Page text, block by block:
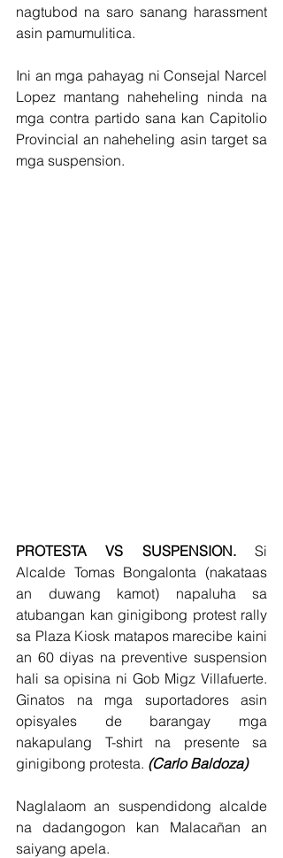
nagtubod na saro sanang harassment
asin pamumulitica.
Ini an mga pahayag ni Consejal Narcel
Lopez mantang naheheling ninda na
mga contra partido sana kan Capitolio
Provincial an naheheling asin target sa
mga suspension.
PROTESTA VS SUSPENSION. Si
Alcalde Tomas Bongalonta (nakataas
an duwang kamot) napaluha sa
atubangan kan ginigibong protest rally
sa Plaza Kiosk matapos marecibe kaini
an 60 diyas na preventive suspension
hali sa opisina ni Gob Migz Villafuerte.
Ginatos na mga suportadores asin
opisyales de barangay mga
nakapulang T-shirt na presente sa
ginigibong protesta. (Carlo Baldoza)
Naglalaom an suspendidong alcalde
na dadangogon kan Malacañan an
saiyang apela.